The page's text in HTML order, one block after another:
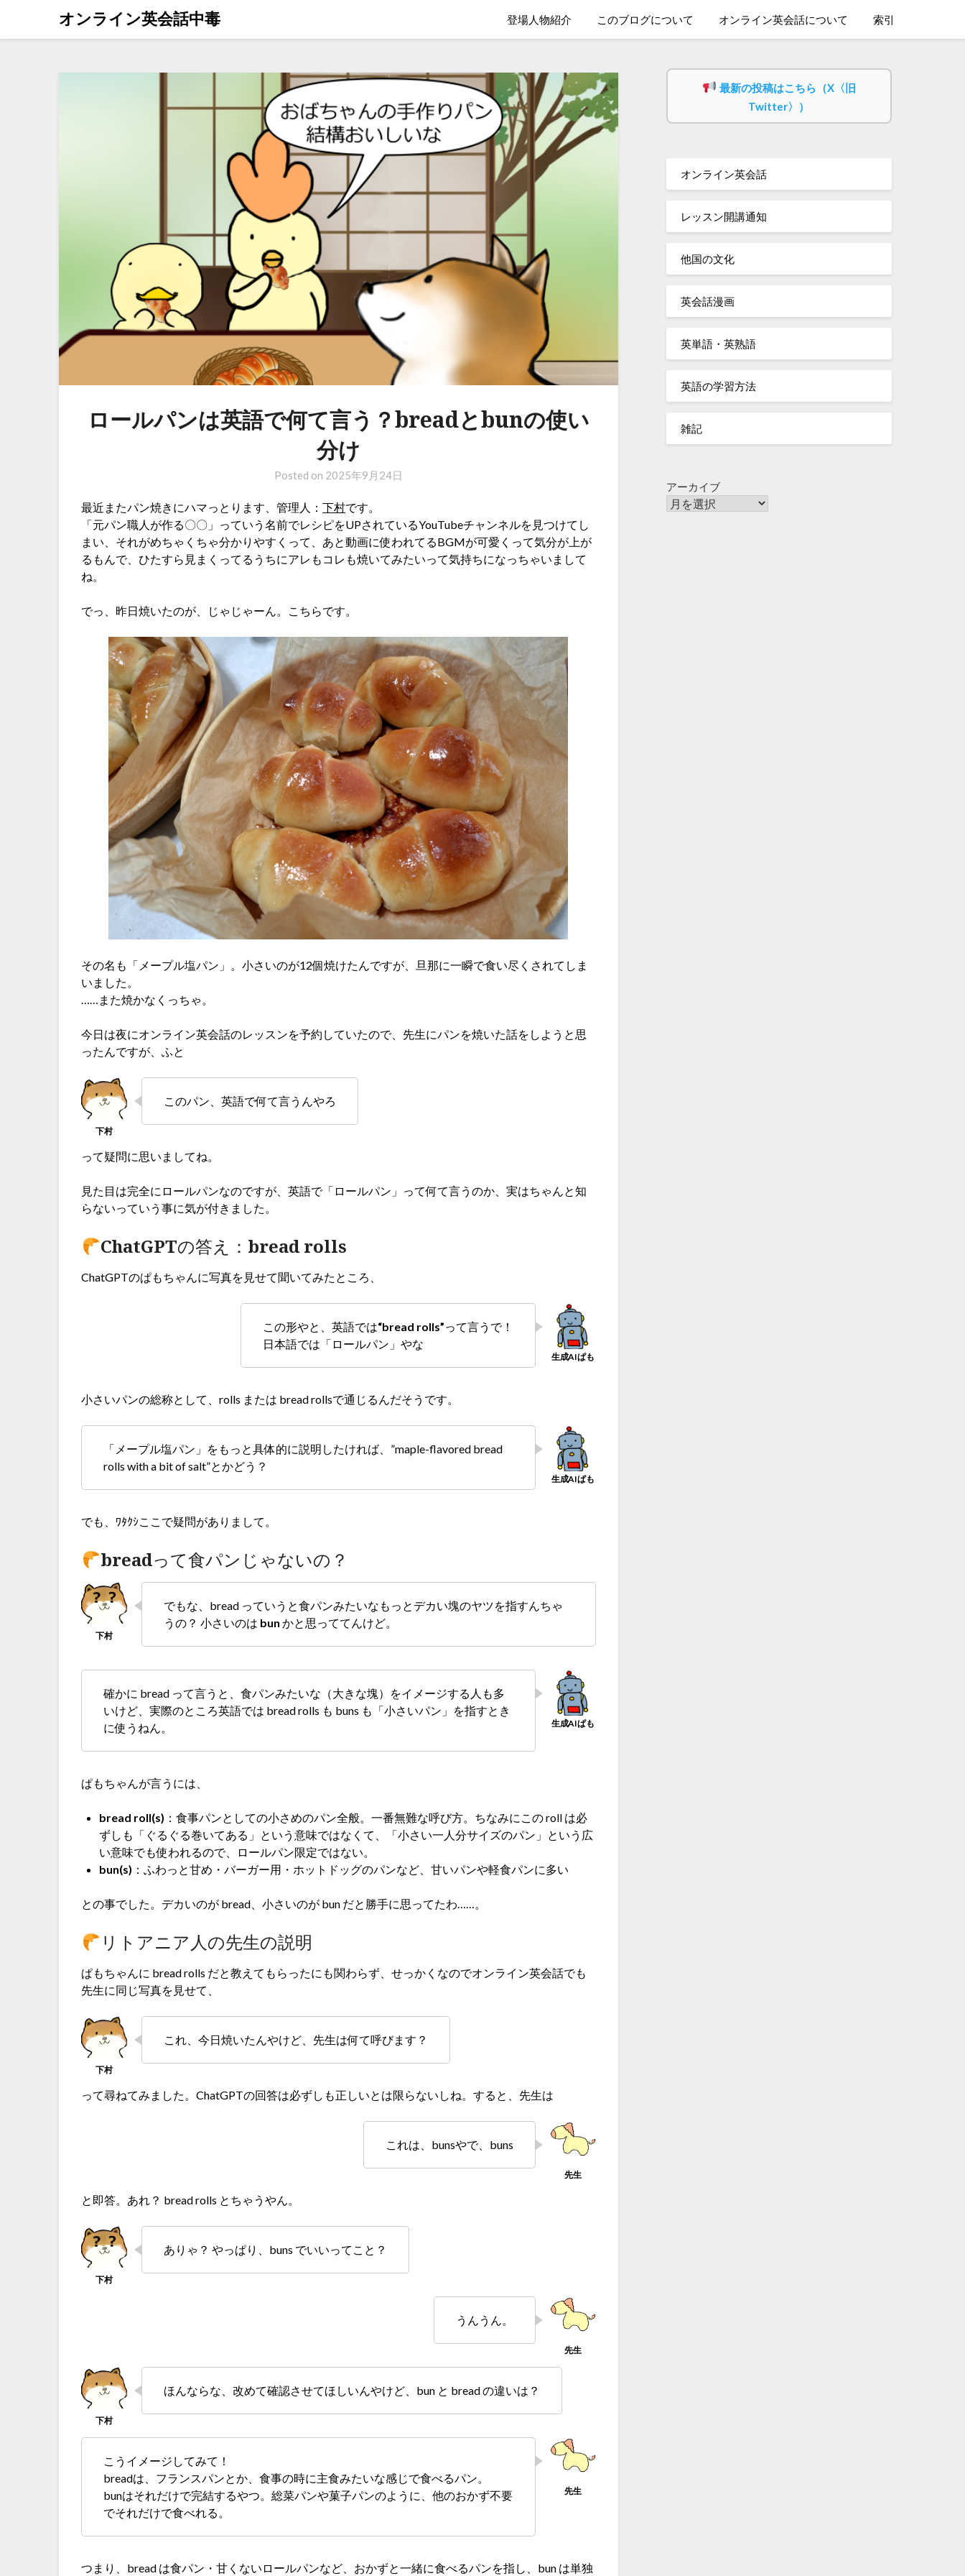
オンライン英会話中毒 登場人物紹介 このブログについて オンライン英会話について 索引
ロールパンは英語で何て言う？breadとbunの使い
分け
Posted on 2025年9月24日
最近またパン焼きにハマっとります、管理人：下村です。
「元パン職人が作る〇〇」っていう名前でレシピをUPされているYouTubeチャンネルを見つけてし
まい、それがめちゃくちゃ分かりやすくって、あと動画に使われてるBGMが可愛くって気分が上が
るもんで、ひたすら見まくってるうちにアレもコレも焼いてみたいって気持ちになっちゃいまして
ね。
でっ、昨日焼いたのが、じゃじゃーん。こちらです。
その名も「メープル塩パン」。小さいのが12個焼けたんですが、旦那に一瞬で食い尽くされてしま
いました。
……また焼かなくっちゃ。
今日は夜にオンライン英会話のレッスンを予約していたので、先生にパンを焼いた話をしようと思
ったんですが、ふと
このパン、英語で何て言うんやろ
って疑問に思いましてね。
見た目は完全にロールパンなのですが、英語で「ロールパン」って何て言うのか、実はちゃんと知
らないっていう事に気が付きました。
ChatGPTの答え：bread rolls
ChatGPTのぱもちゃんに写真を見せて聞いてみたところ、
この形やと、英語では“bread rolls”って言うで！
日本語では「ロールパン」やな
小さいパンの総称として、rolls または bread rollsで通じるんだそうです。
「メープル塩パン」をもっと具体的に説明したければ、”maple-flavored bread
rolls with a bit of salt”とかどう？
でも、ﾜﾀｸｼここで疑問がありまして。
breadって食パンじゃないの？
でもな、bread っていうと食パンみたいなもっとデカい塊のヤツを指すんちゃ
うの？ 小さいのは bunかと思っててんけど。
確かに bread って言うと、食パンみたいな（大きな塊）をイメージする人も多
いけど、実際のところ英語では bread rolls も buns も「小さいパン」を指すとき
に使うねん。
ぱもちゃんが言うには、
bread roll(s) ：食事パンとしての小さめのパン全般。一番無難な呼び方。ちなみにこの roll は必
ずしも「ぐるぐる巻いてある」という意味ではなくて、「小さい一人分サイズのパン」という広
い意味でも使われるので、ロールパン限定ではない。
bun(s) ：ふわっと甘め・バーガー用・ホットドッグのパンなど、甘いパンや軽食パンに多い
との事でした。デカいのが bread、小さいのが bun だと勝手に思ってたわ……。
リトアニア人の先生の説明
ぱもちゃんに bread rolls だと教えてもらったにも関わらず、せっかくなのでオンライン英会話でも
先生に同じ写真を見せて、
これ、今日焼いたんやけど、先生は何て呼びます？
って尋ねてみました。ChatGPTの回答は必ずしも正しいとは限らないしね。すると、先生は
これは、bunsやで、buns
と即答。あれ？ bread rolls とちゃうやん。
ありゃ？ やっぱり、buns でいいってこと？
うんうん。
ほんならな、改めて確認させてほしいんやけど、bun と bread の違いは？
こうイメージしてみて！
breadは、フランスパンとか、食事の時に主食みたいな感じで食べるパン。
bunはそれだけで完結するやつ。総菜パンや菓子パンのように、他のおかず不要
でそれだけで食べれる。
つまり、bread は食パン・甘くないロールパンなど、おかずと一緒に食べるパンを指し、bun は単独
最新の投稿はこちら（X〈旧
Twitter〉）
オンライン英会話
レッスン開講通知
他国の文化
英会話漫画
英単語・英熟語
英語の学習方法
雑記
アーカイブ